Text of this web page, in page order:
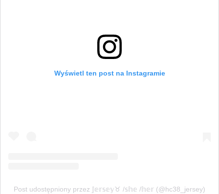
Wyświetl ten post na Instagramie
Post udostępniony przez 𝕁𝕖𝕣𝕤𝕖𝕪♉ /𝕤𝕙𝕖 /𝕙𝕖𝕣 (@hc38_jersey)